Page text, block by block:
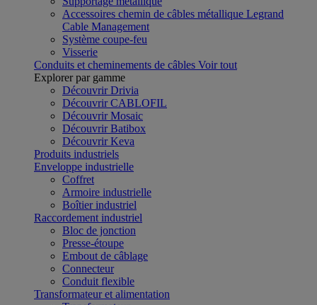
Accessoires chemin de câbles métallique Legrand
Cable Management
Système coupe-feu
Visserie
Conduits et cheminements de câbles Voir tout
Explorer par gamme
Découvrir Drivia
Découvrir CABLOFIL
Découvrir Mosaic
Découvrir Batibox
Découvrir Keva
Produits industriels
Enveloppe industrielle
Coffret
Armoire industrielle
Boîtier industriel
Raccordement industriel
Bloc de jonction
Presse-étoupe
Embout de câblage
Connecteur
Conduit flexible
Transformateur et alimentation